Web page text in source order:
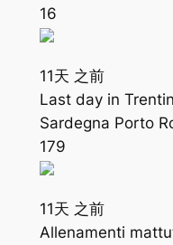
16
11天 之前
Last day in
Sardegna Porto
179
11天 之前
Allenamenti